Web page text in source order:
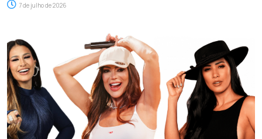
7 de julho de 2026